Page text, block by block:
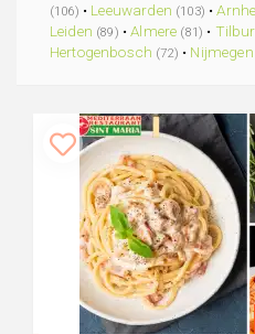
(106) • Leeuwarden (103) •
Leiden (89) •Almere (81) •
Hertogenbosch (72) • Nijmegen